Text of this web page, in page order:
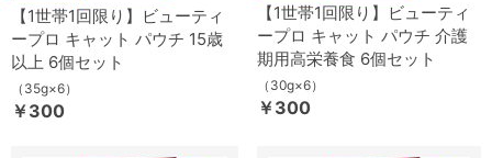
【1世帯1回限り】ビューティ
ープロ キャット パウチ 15歳
以上 6個セット
（35g×6）
￥300
【1世帯1回限り】ビューティ
ープロ キャット パウチ 介護
期用高栄養食 6個セット
（30g×6）
￥300